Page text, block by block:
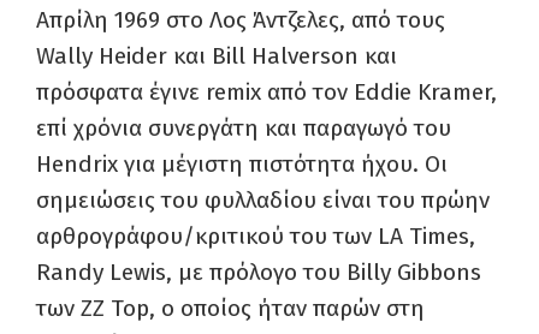
Απρίλη 1969 στο Λος Άντζελες, από τους
Wally Heider και Bill Halverson και
πρόσφατα έγινε remix από τον Eddie Kramer,
επί χρόνια συνεργάτη και παραγωγό του
Hendrix για μέγιστη πιστότητα ήχου. Οι
σημειώσεις του φυλλαδίου είναι του πρώην
αρθρογράφου/κριτικού του των LA Times,
Randy Lewis, με πρόλογο του Billy Gibbons
των ZZ Top, ο οποίος ήταν παρών στη